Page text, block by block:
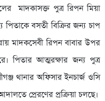
মাদকাসক্ত পুত্র রিপন মিয়া
বসতী বিক্রির জন্য চাপ
মাদকসেবী রিপন বাবার উপর
পিতার আত্মরক্ষার জন্য পুত্র
থানার অফিসার ইনচার্জ ওসি
প্রেরণের প্রক্রিয়া চলছে।